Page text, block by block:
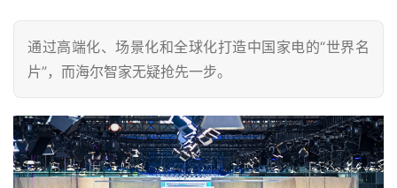
通过高端化、场景化和全球化打造中国家电的“世界名
片”，而海尔智家无疑抢先一步。